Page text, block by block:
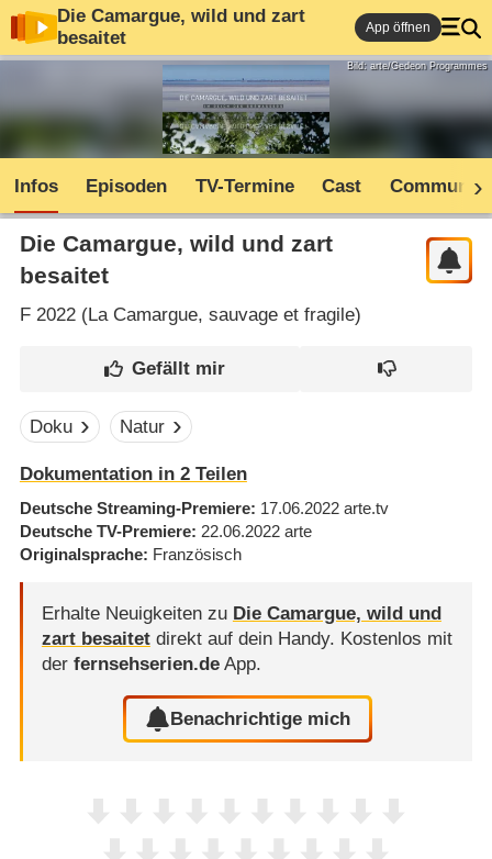
Die Camargue, wild und zart
besaitet
App öffnen
Bild: arte/Gedeon Programmes
Infos Episoden TV-Termine Cast Community
Die Camargue, wild und zart
besaitet
F2022 (La Camargue, sauvage et fragile)
Doku Natur
Dokumentation in 2 Teilen
Deutsche Streaming-Premiere 17.06.2022 arte.tv
Deutsche TV-Premiere 22.06.2022 arte
Originalsprache Französisch
Erhalte Neuigkeiten zu Die Camargue, wild und
zart besaitetdirekt auf dein Handy. Kostenlos mit
der fernsehserien.deApp.
Benachrichtige mich